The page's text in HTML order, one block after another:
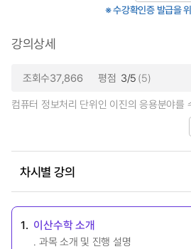
※ 수강확인증 발급을
강의상세
조회수37,866 평점 3/5 (5)
컴퓨터 정보처리 단위인 이진의 응용분야를
차시별 강의
1. 이산수학 소개
. 과목 소개 및 진행 설명